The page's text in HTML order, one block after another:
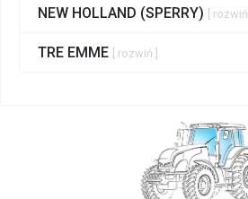
NEW HOLLAND (SPERRY) [ rozwiń ]
TRE EMME [ rozwiń ]